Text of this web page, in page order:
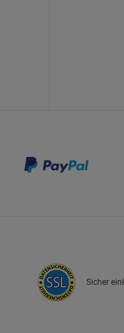
Sicher